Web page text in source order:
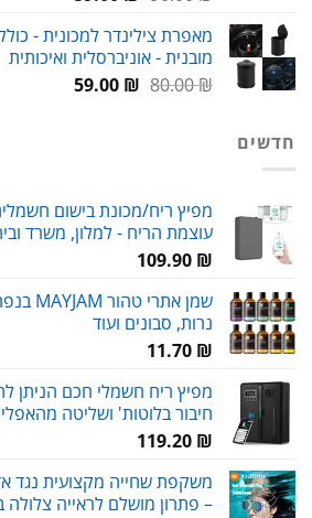
היה:
90.00 ₪.
הוא:
59.00 ₪.
מאפרת צילינדר למכונית -
מובנית - אוניברסלית ואיכותית
80.00₪
המחיר59.00 ₪
המחיר
חדשים
מפיץ ריח/מכונת בישום
עוצמת הריח - למלון, משרד
109.90 ₪
נרות, סבונים ועוד
11.70 ₪
מפיץ ריח חשמלי חכם הניתן
חיבור בלוטות' ושליטה
119.20 ₪
– פתרון מושלם לראייה צלולה